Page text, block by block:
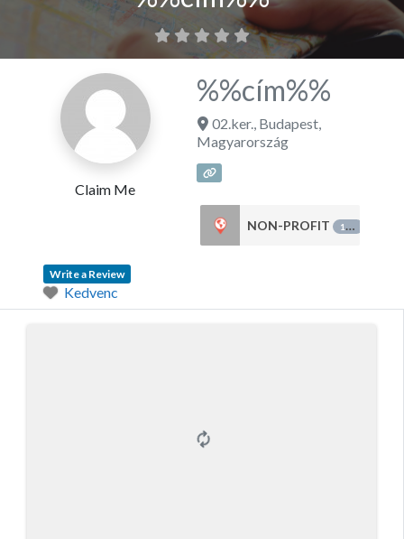
Claim Me
%%cím%%
02.ker., Budapest,
Magyarország
NON-PROFIT 151
Write a Review
Kedvenc